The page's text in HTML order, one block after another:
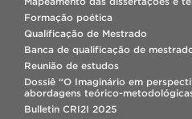
Formação poética
Qualificação de Mestrado
Banca de qualificação de
Reunião de estudos
Dossiê “O Imaginário em
abordagens teórico-
Bulletin CRI2I 2025